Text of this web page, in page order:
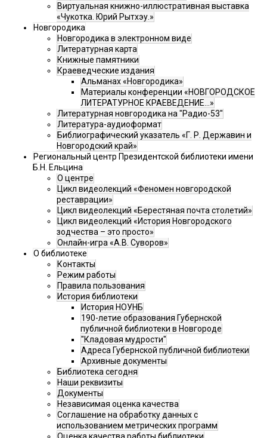
Виртуальная книжно-иллюстративная выставка
«Чукотка. Юрий Рытхэу.»
Новгородика
Новгородика в электронном виде
Литературная карта
Книжные памятники
Краеведческие издания
Альманах «Новгородика»
Материалы конференции «НОВГОРОДСКОЕ
ЛИТЕРАТУРНОЕ КРАЕВЕДЕНИЕ...»
Литературная новгородика на "Радио-53"
Литература-аудиоформат
Библиографический указатель «Г. Р. Державин и
Новгородский край»
Региональный центр Президентской библиотеки имени
Б.Н. Ельцина
О центре
Цикл видеолекций «Феномен новгородской
реставрации»
Цикл видеолекций «Берестяная почта столетий»
Цикл видеолекций «История Новгородского
зодчества – это просто»
Онлайн-игра «А.В. Суворов»
О библиотеке
Контакты
Режим работы
Правила пользования
История библиотеки
История НОУНБ
190-летие образования Губернской
публичной библиотеки в Новгороде
"Кладовая мудрости"
Адреса Губернской публичной библиотеки
Архивные документы
Библиотека сегодня
Наши реквизиты
Документы
Независимая оценка качества
Соглашение на обработку данных с
использованием метрических программ